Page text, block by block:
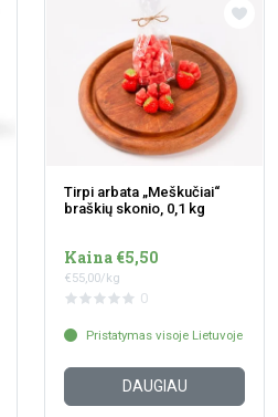
Tirpi arbata „Meškučiai“
braškių skonio, 0,1 kg
Kaina €5,50
€55,00/kg
0
Pristatymas visoje Lietuvoje
DAUGIAU